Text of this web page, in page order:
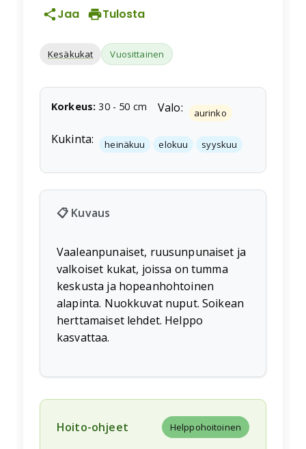
Jaa Tulosta
Kesäkukat Vuosittainen
Korkeus: 30- 50 cm Valo: aurinko
Kukinta: heinäkuu elokuu syyskuu
📋 Kuvaus
Vaaleanpunaiset, ruusunpunaiset ja
valkoiset kukat, joissa on tumma
keskusta ja hopeanhohtoinen
alapinta. Nuokkuvat nuput. Soikean
herttamaiset lehdet. Helppo
kasvattaa.
Hoito-ohjeet Helppohoitoinen